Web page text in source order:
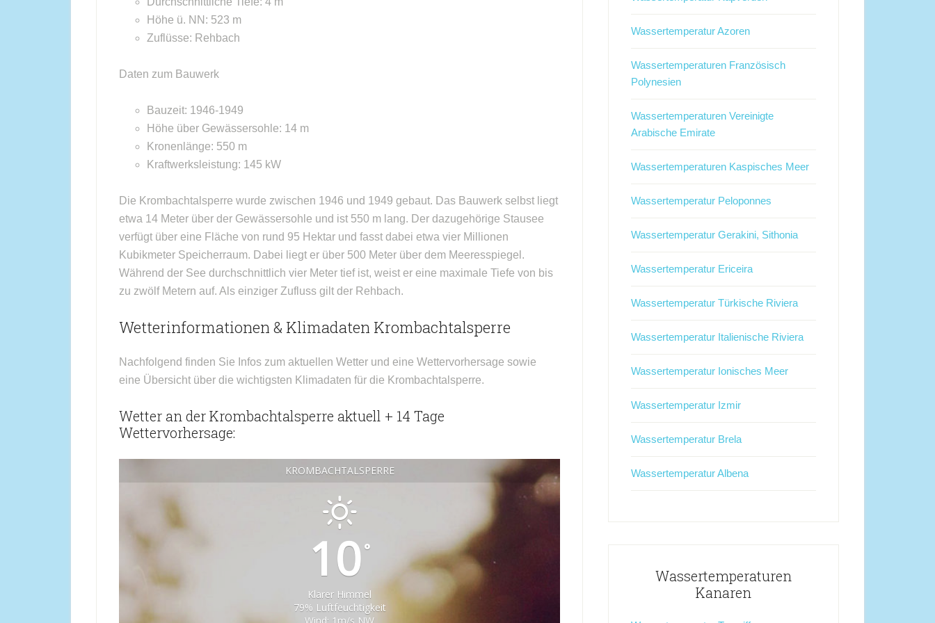
Höhe ü. NN: 523 m
Zuflüsse: Rehbach
Daten zum Bauwerk
Bauzeit: 1946-1949
Höhe über Gewässersohle: 14 m
Kronenlänge: 550 m
Kraftwerksleistung: 145 kW
Die Krombachtalsperre wurde zwischen 1946 und 1949 gebaut. Das Bauwerk selbst liegt
etwa 14 Meter über der Gewässersohle und ist 550 m lang. Der dazugehörige Stausee
verfügt über eine Fläche von rund 95 Hektar und fasst dabei etwa vier Millionen
Kubikmeter Speicherraum. Dabei liegt er über 500 Meter über dem Meeresspiegel.
Während der See durchschnittlich vier Meter tief ist, weist er eine maximale Tiefe von bis
zu zwölf Metern auf. Als einziger Zufluss gilt der Rehbach.
Wetterinformationen & Klimadaten Krombachtalsperre
Nachfolgend finden Sie Infos zum aktuellen Wetter und eine Wettervorhersage sowie
eine Übersicht über die wichtigsten Klimadaten für die Krombachtalsperre.
Wetter an der Krombachtalsperre aktuell + 14 Tage
Wettervorhersage:
KROMBACHTALSPERRE
10°
Klarer Himmel
79% Luftfeuchtigkeit
Wassertemperatur Azoren
Wassertemperaturen Französisch
Polynesien
Wassertemperaturen Vereinigte
Arabische Emirate
Wassertemperaturen Kaspisches Meer
Wassertemperatur Peloponnes
Wassertemperatur Gerakini, Sithonia
Wassertemperatur Ericeira
Wassertemperatur Türkische Riviera
Wassertemperatur Italienische Riviera
Wassertemperatur Ionisches Meer
Wassertemperatur Izmir
Wassertemperatur Brela
Wassertemperatur Albena
Wassertemperaturen
Kanaren